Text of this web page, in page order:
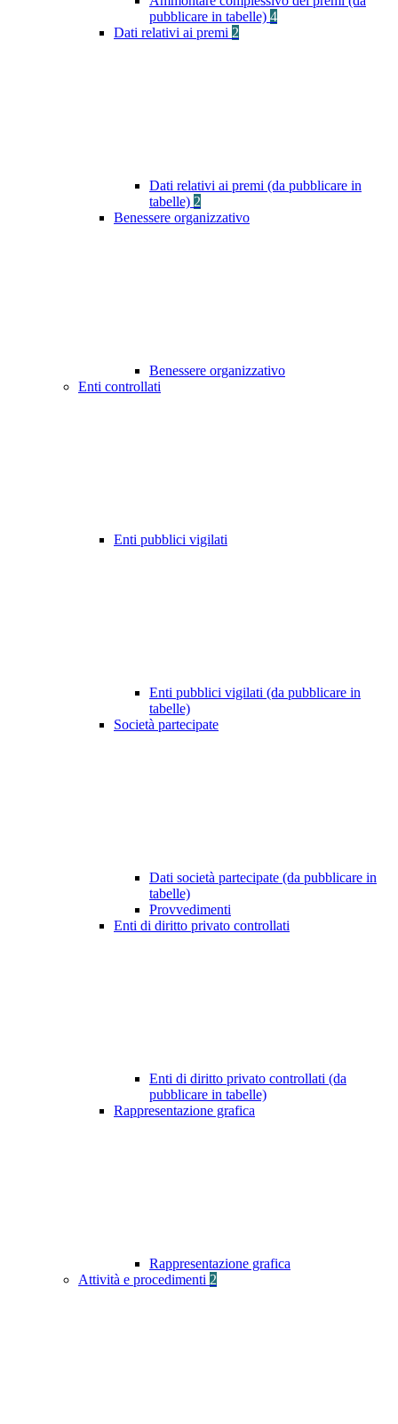
pubblicare in tabelle) 4
Dati relativi ai premi 2
Dati relativi ai premi (da pubblicare in
tabelle) 2
Benessere organizzativo
Benessere organizzativo
Enti controllati
Enti pubblici vigilati
Enti pubblici vigilati (da pubblicare in
tabelle)
Società partecipate
Dati società partecipate (da pubblicare in
tabelle)
Provvedimenti
Enti di diritto privato controllati
Enti di diritto privato controllati (da
pubblicare in tabelle)
Rappresentazione grafica
Rappresentazione grafica
Attività e procedimenti 2